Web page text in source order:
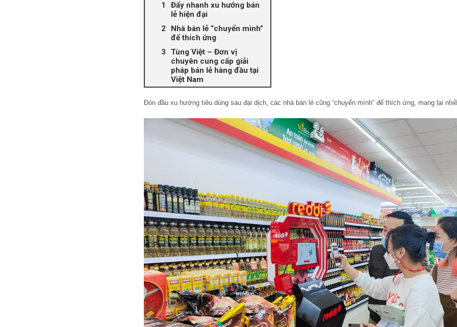
Đẩy nhanh xu hướng bán
lẻ hiện đại
Nhà bán lẻ “chuyển mình”
để thích ứng
Tùng Việt – Đơn vị
chuyên cung cấp giải
pháp bán lẻ hàng đầu tại
Việt Nam
Đón đầu xu hướng tiêu dùng sau đại dịch, các nhà bán lẻ cũng “chuyển mình” để thích ứng, mang lại